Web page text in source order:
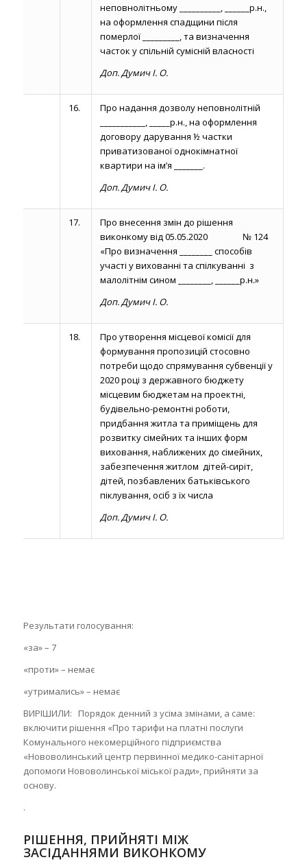
неповнолітньому __________, ______р.н.,
на оформлення спадщини після
померлої _________, та визначення
часток у спільній сумісній власності
Доп. Думич І. О.
16.
Про надання дозволу неповнолітній
___________, _____р.н., на оформлення
договору дарування ½ частки
приватизованої однокімнатної
квартири на ім’я _______.
Доп. Думич І. О.
17.
Про внесення змін до рішення
виконкому від 05.05.2020 № 124
«Про визначення ________ способів
участі у вихованні та спілкуванні з
малолітнім сином ________, ______р.н.»
Доп. Думич І. О.
18.
Про утворення місцевої комісії для
формування пропозицій стосовно
потреби щодо спрямування субвенції у
2020 році з державного бюджету
місцевим бюджетам на проектні,
будівельно-ремонтні роботи,
придбання житла та приміщень для
розвитку сімейних та інших форм
виховання, наближених до сімейних,
забезпечення житлом дітей-сиріт,
дітей, позбавлених батьківського
піклування, осіб з їх числа
Доп. Думич І. О.
Результати голосування:
«за» – 7
«проти» – немає
«утримались» – немає
ВИРІШИЛИ: Порядок денний з усіма змінами, а саме:
включити рішення «Про тарифи на платні послуги
Комунального некомерційного підприємства
«Нововолинський центр первинної медико-санітарної
допомоги Нововолинської міської ради», прийняти за
основу.
.
РІШЕННЯ, ПРИЙНЯТІ МІЖ
ЗАСІДАННЯМИ ВИКОНКОМУ